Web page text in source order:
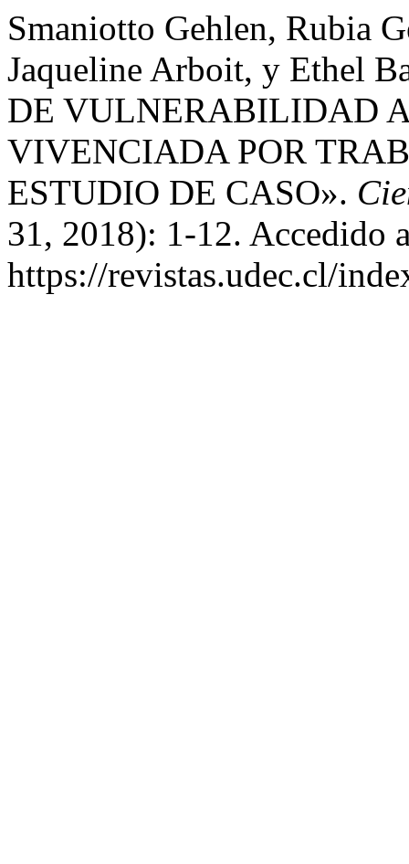
Smaniotto Gehlen, Rubia
Jaqueline Arboit, y Ethel
DE VULNERABILIDAD
VIVENCIADA POR
ESTUDIO DE CASO».
31, 2018): 1-12. Accedido
https://revistas.udec.cl/